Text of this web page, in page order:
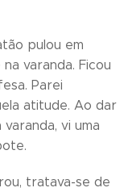
pulou em
varanda. Ficou
Parei
atitude. Ao dar
vi uma
tratava-se de